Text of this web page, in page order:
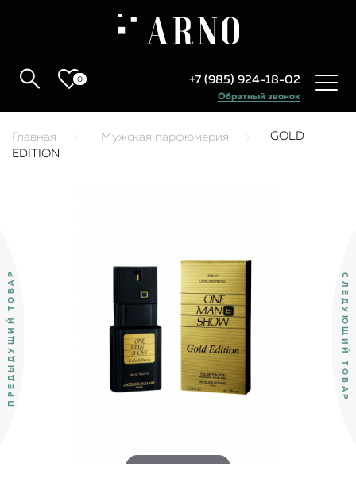
0 +7 (985) 924-18-02
Обратный звонок
ПРЕДЫДУЩИЙ ТОВАР СЛЕДУЮЩИЙ ТОВАР
Главная Мужская парфюмерия
GOLD
EDITION
Double tap to zoom